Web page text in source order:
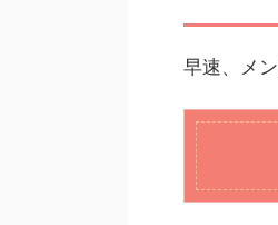
早速、メ